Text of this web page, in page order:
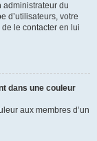
administrateur du
d’utilisateurs, votre
le contacter en lui
dans une couleur
aux membres d’un